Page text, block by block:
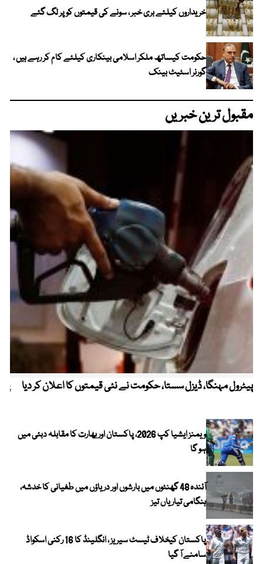
خریداروں کیلئے بری خبر ، سونے کی قیمتوں کو پر لگ گئے
حکومت کیساتھ ملکر اسلامی بینکاری کیلئے کام کر رہے ہیں ،
گورنر اسٹیٹ بینک
مقبول ترین خبریں
پیٹرول مہنگا، ڈیزل سستا، حکومت نے نئی قیمتوں کا اعلان کر دیا
ویمنز ایشیا کپ 2026، پاکستان اور بھارت کا مقابلہ دبئی میں
ہو گا
آئندہ 48 گھنٹوں میں بارشوں اور دریاؤں میں طغیانی کا خدشہ،
ہنگامی تیاریاں تیز
پاکستان کیخلاف ٹیسٹ سیریز ، انگلینڈ کا 16 رکنی اسکواڈ
سامنے آ گیا